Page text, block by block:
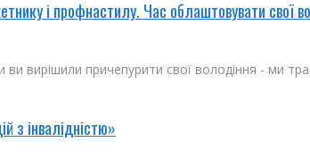
і профнастилу. Час облаштовувати свої
вирішили причепурити свої володіння - ми
з інвалідністю»